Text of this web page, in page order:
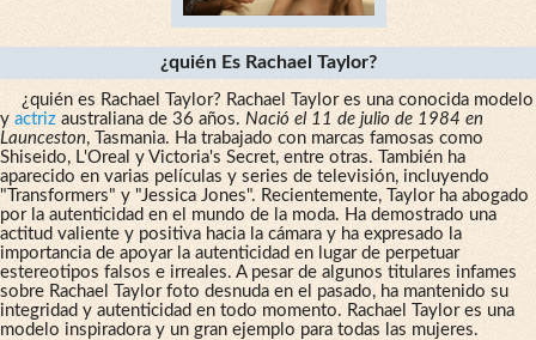
¿quién Es Rachael Taylor?
¿quién es Rachael Taylor? Rachael Taylor es una conocida modelo
y actriz australiana de 36 años. Nació el 11 de julio de 1984 en
Launceston, Tasmania. Ha trabajado con marcas famosas como
Shiseido, L'Oreal y Victoria's Secret, entre otras. También ha
aparecido en varias películas y series de televisión, incluyendo
"Transformers" y "Jessica Jones". Recientemente, Taylor ha abogado
por la autenticidad en el mundo de la moda. Ha demostrado una
actitud valiente y positiva hacia la cámara y ha expresado la
importancia de apoyar la autenticidad en lugar de perpetuar
estereotipos falsos e irreales. A pesar de algunos titulares infames
sobre Rachael Taylor foto desnuda en el pasado, ha mantenido su
integridad y autenticidad en todo momento. Rachael Taylor es una
modelo inspiradora y un gran ejemplo para todas las mujeres.